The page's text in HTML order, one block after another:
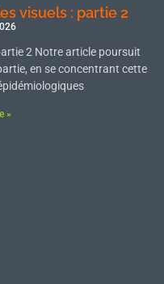
visuels : partie 2
2 Notre article poursuit
en se concentrant cette
»